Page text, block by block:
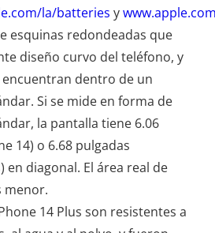
la/batteries y
esquinas redondeadas que
diseño curvo del teléfono, y
encuentran dentro de un
Si se mide en forma de
la pantalla tiene 6.06
14) o 6.68 pulgadas
en diagonal. El área real de
menor.
14 Plus son resistentes a